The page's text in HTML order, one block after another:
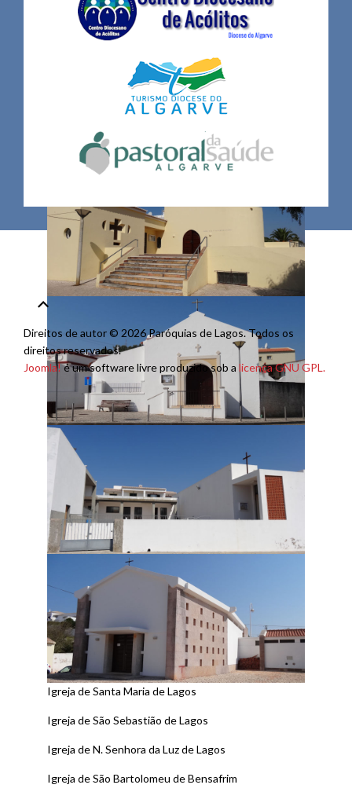
Igreja de Santa Maria de Lagos
Igreja de São Sebastião de Lagos
Igreja de N. Senhora da Luz de Lagos
Igreja de São Bartolomeu de Bensafrim
Direitos de autor © 2026 Paróquias de Lagos. Todos os
direitos reservados.
Joomla!é um software livre produzido sob a licença GNU GPL.